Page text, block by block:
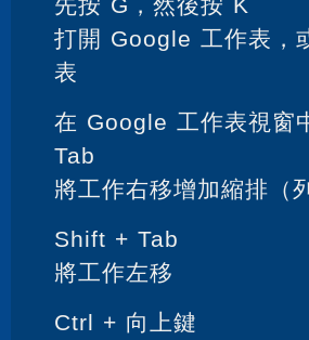
打開 Google 工作表，
表
在 Google 工作表視窗
Tab
將工作右移增加縮排（
Shift + Tab
將工作左移
Ctrl + 向上鍵